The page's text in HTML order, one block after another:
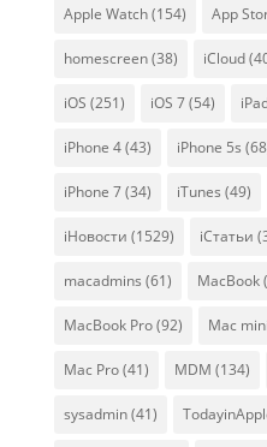
Apple Watch(154) App
homescreen(38) iCloud
iOS (251) iOS 7(54)
iPhone 4(43) iPhone 5s
iPhone 7(34) iTunes (49)
iНовости (1529) iСтатьи
macadmins (61) MacBook
MacBook Pro(92) Mac mini
Mac Pro(41) MDM (134)
sysadmin(41)